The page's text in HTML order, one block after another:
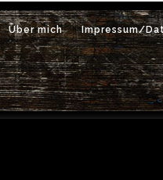
Über mich Impressum/